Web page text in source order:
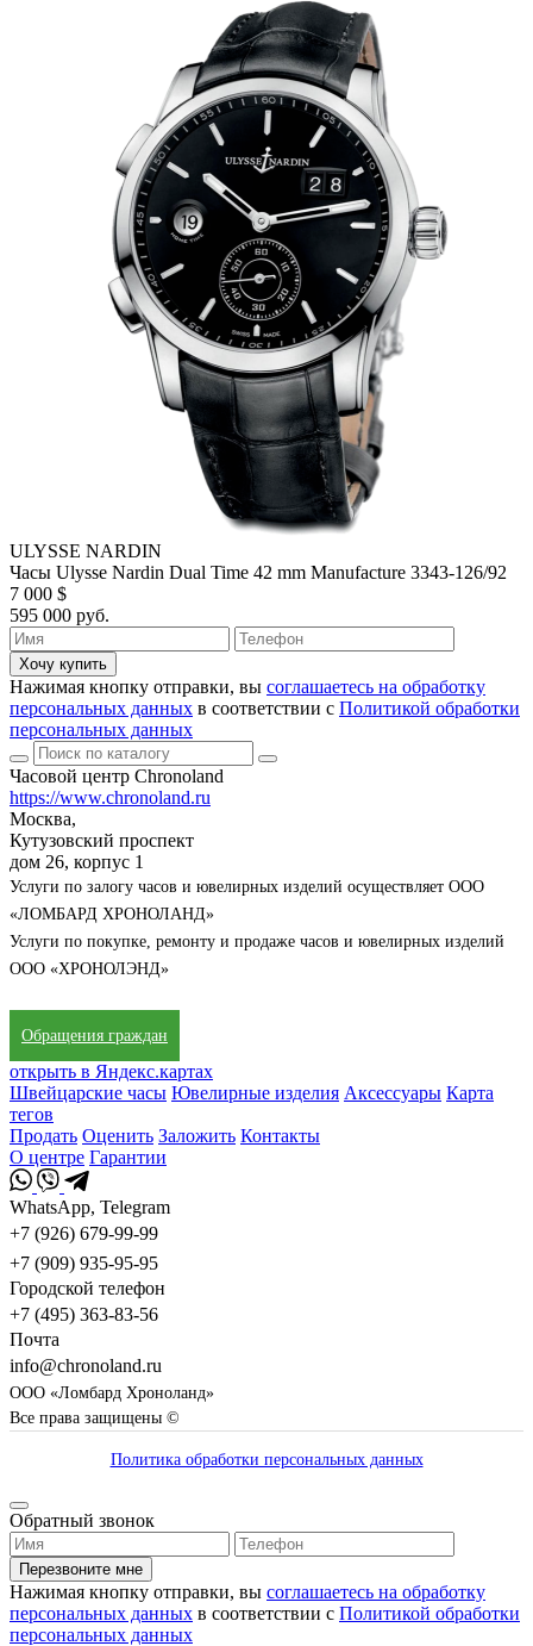
ULYSSE NARDIN
Часы Ulysse Nardin Dual Time 42 mm Manufacture 3343-126/92
7 000 $
595 000 руб.
Хочу купить
Нажимая кнопку отправки, вы соглашаетесь на обработку
персональных данных в соответствии с Политикой обработки
персональных данных
Часовой центр Chronoland
https://www.chronoland.ru
Москва,
Кутузовский проспект
дом 26, корпус 1
Услуги по залогу часов и ювелирных изделий осуществляет ООО
«ЛОМБАРД ХРОНОЛАНД»
Услуги по покупке, ремонту и продаже часов и ювелирных изделий
ООО «ХРОНОЛЭНД»
Обращения граждан
открыть в Яндекс.картах
Швейцарские часы Ювелирные изделия Аксессуары Карта
тегов
Продать Оценить Заложить Контакты
О центре Гарантии
WhatsApp, Telegram
+7 (926) 679-99-99
+7 (909) 935-95-95
Городской телефон
+7 (495) 363-83-56
Почта
info@chronoland.ru
ООО «Ломбард Хроноланд»
Все права защищены ©
Политика обработки персональных данных
Обратный звонок
Перезвоните мне
Нажимая кнопку отправки, вы соглашаетесь на обработку
персональных данных в соответствии с Политикой обработки
персональных данных